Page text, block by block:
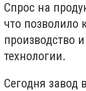
Спрос на
что позволило
производство
технологии.
Сегодня завод